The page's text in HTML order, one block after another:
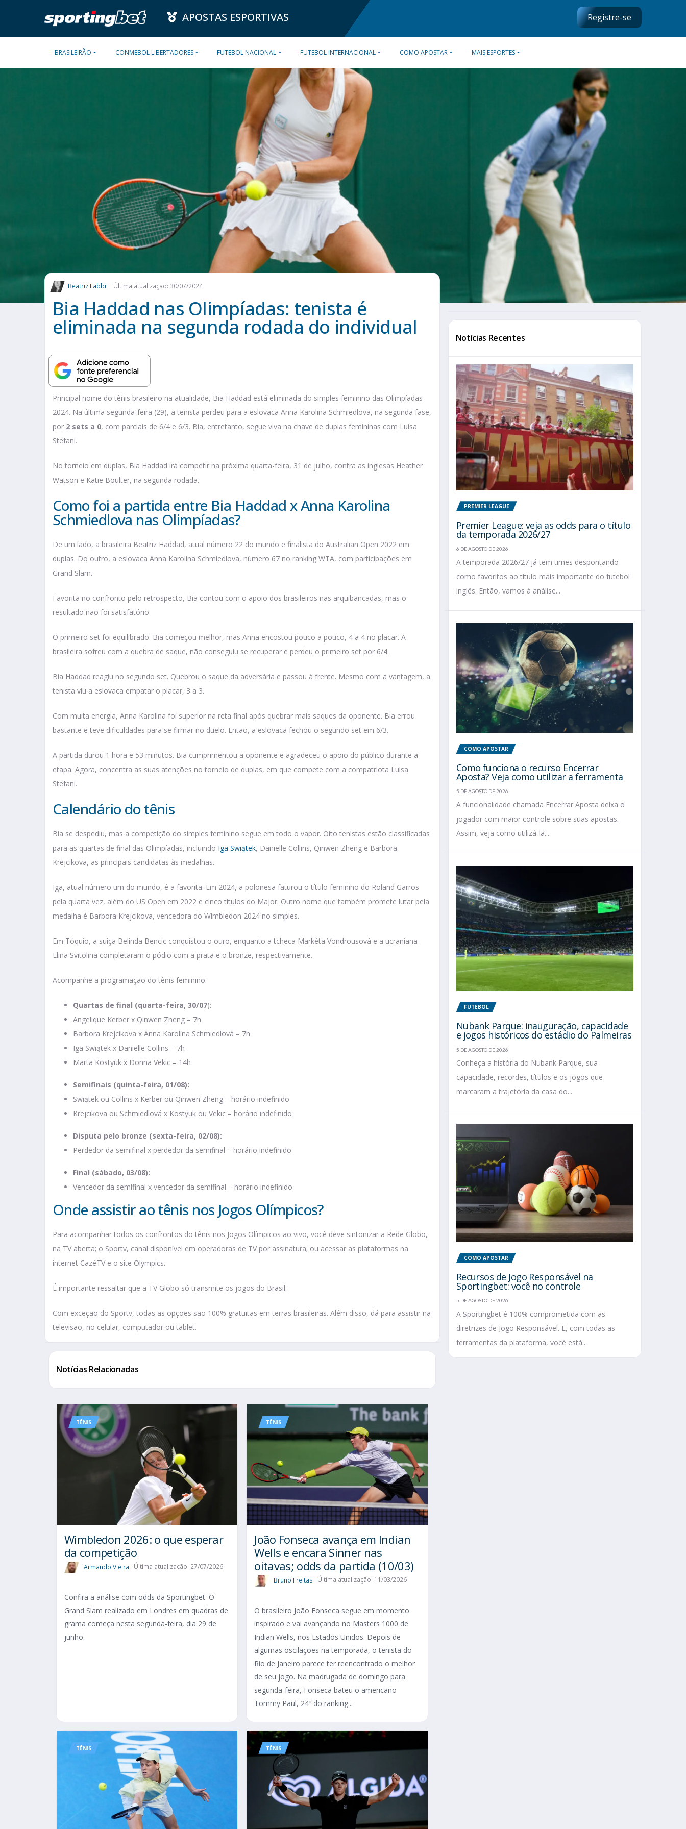
APOSTAS ESPORTIVAS Registre-se
BRASILEIRÃO CONMEBOL LIBERTADORES FUTEBOL NACIONAL FUTEBOL INTERNACIONAL COMO APOSTAR MAIS ESPORTES
Beatriz Fabbri Última atualização: 30/07/2024
Bia Haddad nas Olimpíadas: tenista é
eliminada na segunda rodada do individual
Principal nome do tênis brasileiro na atualidade, Bia Haddad está eliminada do simples feminino das Olimpíadas
2024. Na última segunda-feira (29), a tenista perdeu para a eslovaca Anna Karolina Schmiedlova, na segunda fase,
por 2 sets a 0, com parciais de 6/4 e 6/3. Bia, entretanto, segue viva na chave de duplas femininas com Luisa
Stefani.
No torneio em duplas, Bia Haddad irá competir na próxima quarta-feira, 31 de julho, contra as inglesas Heather
Watson e Katie Boulter, na segunda rodada.
Como foi a partida entre Bia Haddad x Anna Karolina
Schmiedlova nas Olimpíadas?
De um lado, a brasileira Beatriz Haddad, atual número 22 do mundo e finalista do Australian Open 2022 em
duplas. Do outro, a eslovaca Anna Karolina Schmiedlova, número 67 no ranking WTA, com participações em
Grand Slam.
Favorita no confronto pelo retrospecto, Bia contou com o apoio dos brasileiros nas arquibancadas, mas o
resultado não foi satisfatório.
O primeiro set foi equilibrado. Bia começou melhor, mas Anna encostou pouco a pouco, 4 a 4 no placar. A
brasileira sofreu com a quebra de saque, não conseguiu se recuperar e perdeu o primeiro set por 6/4.
Bia Haddad reagiu no segundo set. Quebrou o saque da adversária e passou à frente. Mesmo com a vantagem, a
tenista viu a eslovaca empatar o placar, 3 a 3.
Com muita energia, Anna Karolina foi superior na reta final após quebrar mais saques da oponente. Bia errou
bastante e teve dificuldades para se firmar no duelo. Então, a eslovaca fechou o segundo set em 6/3.
A partida durou 1 hora e 53 minutos. Bia cumprimentou a oponente e agradeceu o apoio do público durante a
etapa. Agora, concentra as suas atenções no torneio de duplas, em que compete com a compatriota Luisa
Stefani.
Calendário do tênis
Bia se despediu, mas a competição do simples feminino segue em todo o vapor. Oito tenistas estão classificadas
para as quartas de final das Olimpíadas, incluindo Iga Swiątek, Danielle Collins, Qinwen Zheng e Barbora
Krejcikova, as principais candidatas às medalhas.
Iga, atual número um do mundo, é a favorita. Em 2024, a polonesa faturou o título feminino do Roland Garros
pela quarta vez, além do US Open em 2022 e cinco títulos do Major. Outro nome que também promete lutar pela
medalha é Barbora Krejcikova, vencedora do Wimbledon 2024 no simples.
Em Tóquio, a suíça Belinda Bencic conquistou o ouro, enquanto a tcheca Markéta Vondrousová e a ucraniana
Elina Svitolina completaram o pódio com a prata e o bronze, respectivamente.
Acompanhe a programação do tênis feminino:
Quartas de final (quarta-feira, 30/07):
Angelique Kerber x Qinwen Zheng – 7h
Barbora Krejcikova x Anna Karolína Schmiedlová – 7h
Iga Swiątek x Danielle Collins – 7h
Marta Kostyuk x Donna Vekic – 14h
Semifinais (quinta-feira, 01/08):
Swiątek ou Collins x Kerber ou Qinwen Zheng – horário indefinido
Krejcikova ou Schmiedlová x Kostyuk ou Vekic – horário indefinido
Disputa pelo bronze (sexta-feira, 02/08):
Perdedor da semifinal x perdedor da semifinal – horário indefinido
Final (sábado, 03/08):
Vencedor da semifinal x vencedor da semifinal – horário indefinido
Onde assistir ao tênis nos Jogos Olímpicos?
Para acompanhar todos os confrontos do tênis nos Jogos Olímpicos ao vivo, você deve sintonizar a Rede Globo,
na TV aberta; o Sportv, canal disponível em operadoras de TV por assinatura; ou acessar as plataformas na
internet CazéTV e o site Olympics.
É importante ressaltar que a TV Globo só transmite os jogos do Brasil.
Com exceção do Sportv, todas as opções são 100% gratuitas em terras brasileiras. Além disso, dá para assistir na
televisão, no celular, computador ou tablet.
Notícias Relacionadas
TÊNIS
Wimbledon 2026: o que esperar
da competição
Armando Vieira Última atualização: 27/07/2026
Confira a análise com odds da Sportingbet. O
Grand Slam realizado em Londres em quadras de
grama começa nesta segunda-feira, dia 29 de
junho.
TÊNIS
João Fonseca avança em Indian
Wells e encara Sinner nas
oitavas; odds da partida (10/03)
Bruno Freitas Última atualização: 11/03/2026
O brasileiro João Fonseca segue em momento
inspirado e vai avançando no Masters 1000 de
Indian Wells, nos Estados Unidos. Depois de
algumas oscilações na temporada, o tenista do
Rio de Janeiro parece ter reencontrado o melhor
de seu jogo. Na madrugada de domingo para
segunda-feira, Fonseca bateu o americano
Tommy Paul, 24º do ranking...
TÊNIS TÊNIS
Notícias Recentes
PREMIER LEAGUE
Premier League: veja as odds para o título
da temporada 2026/27
6 DE AGOSTO DE 2026
A temporada 2026/27 já tem times despontando
como favoritos ao título mais importante do futebol
inglês. Então, vamos à análise...
COMO APOSTAR
Como funciona o recurso Encerrar
Aposta? Veja como utilizar a ferramenta
5 DE AGOSTO DE 2026
A funcionalidade chamada Encerrar Aposta deixa o
jogador com maior controle sobre suas apostas.
Assim, veja como utilizá-la....
FUTEBOL
Nubank Parque: inauguração, capacidade
e jogos históricos do estádio do Palmeiras
5 DE AGOSTO DE 2026
Conheça a história do Nubank Parque, sua
capacidade, recordes, títulos e os jogos que
marcaram a trajetória da casa do...
COMO APOSTAR
Recursos de Jogo Responsável na
Sportingbet: você no controle
5 DE AGOSTO DE 2026
A Sportingbet é 100% comprometida com as
diretrizes de Jogo Responsável. E, com todas as
ferramentas da plataforma, você está...